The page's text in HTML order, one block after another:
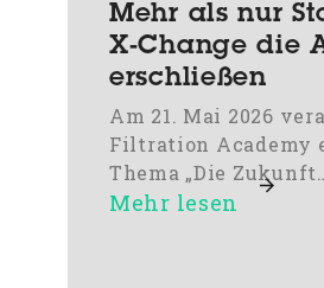
Mehr als nur
X-Change die
erschließen
Am 21. Mai 2026
Filtration Academy
Thema „Die
Mehr lesen